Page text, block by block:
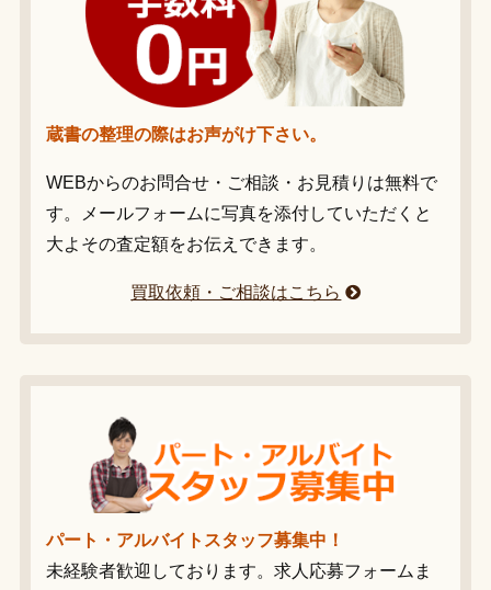
蔵書の整理の際はお声がけ下さい。
WEBからのお問合せ・ご相談・お見積りは無料で
す。メールフォームに写真を添付していただくと
大よその査定額をお伝えできます。
買取依頼・ご相談はこちら
パート・アルバイトスタッフ募集中！
未経験者歓迎しております。求人応募フォームま